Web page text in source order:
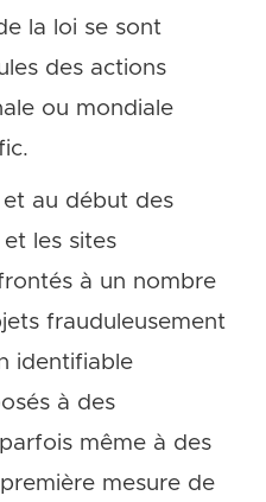
la loi se sont
des actions
ou mondiale
au début des
et les sites
à un nombre
frauduleusement
identifiable
à des
même à des
mesure de